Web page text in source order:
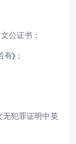
公证书；
)；
犯罪证明中英